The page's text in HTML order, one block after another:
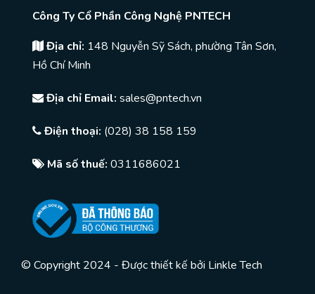
Công Ty Cổ Phần Công Nghệ PNTECH
Địa chỉ: 148 Nguyễn Sỹ Sách, phường Tân Sơn,
Hồ Chí Minh
Địa chỉ Email: sales@pntech.vn
Điện thoại: (028) 38 158 159
Mã số thuế: 0311686021
© Copyright 2024 - Được thiết kế bởi Linkle Tech